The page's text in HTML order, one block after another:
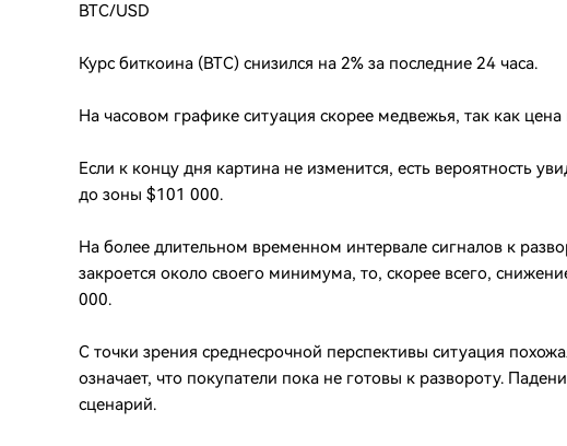
BTC/USD
Курс биткоина (BTC) снизился на 2% за последние 24 часа.
На часовом графике ситуация скорее медвежья, так как
Если к концу дня картина не изменится, есть вероятность
до зоны $101 000.
На более длительном временном интервале сигналов к
закроется около своего минимума, то, скорее всего,
000.
С точки зрения среднесрочной перспективы ситуация
означает, что покупатели пока не готовы к развороту.
сценарий.